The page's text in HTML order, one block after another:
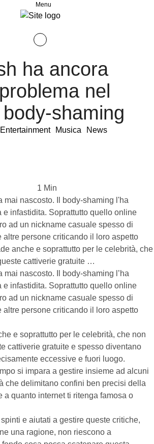
Menu
ha ancora
nel
shaming
Entertainment Musica
News
1 Min
mai nascosto. Il body-shaming l'ha
e infastidita. Soprattutto quello online
ad un nickname casuale spesso di
altre persone criticando il loro aspetto
anche e soprattutto per le celebrità, che
cattiverie gratuite …
nascosto. Il body-shaming l’ha
e infastidita. Soprattutto quello online
ad un nickname casuale spesso di
altre persone criticando il loro aspetto
e soprattutto per le celebrità, che non
cattiverie gratuite e spesso diventano
eccessive e fuori luogo.
si impara a gestire insieme ad alcuni
che delimitano confini ben precisi della
a quanto internet ti ritenga famosa o
e aiutati a gestire queste critiche,
una ragione, non riescono a